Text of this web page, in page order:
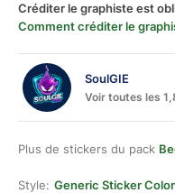
Créditer le graphiste est
Comment créditer le
SoulGIE
Voir toutes les
Plus de stickers du pack
Style: Generic Sticker